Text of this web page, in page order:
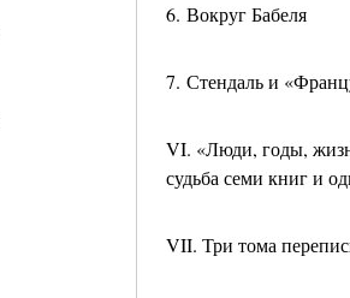
6. Вокруг Бабеля
7. Стендаль и
VI. «Люди, годы,
судьба семи книг и
VII. Три тома